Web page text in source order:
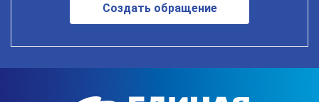
Создать обращение